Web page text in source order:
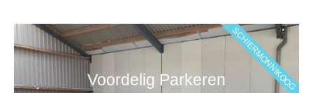
Voordelig Parkeren SCHIERMONNIKOOG